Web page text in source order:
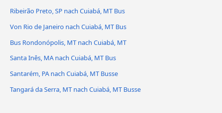
Ribeirão Preto, SP nach Cuiabá, MT Bus
Von Rio de Janeiro nach Cuiabá, MT Bus
Bus Rondonópolis, MT nach Cuiabá, MT
Santa Inês, MA nach Cuiabá, MT Bus
Santarém, PA nach Cuiabá, MT Busse
Tangará da Serra, MT nach Cuiabá, MT Busse